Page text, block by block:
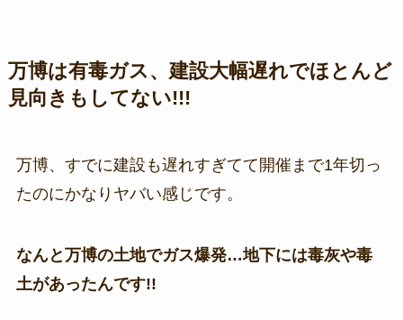
万博は有毒ガス、建設大幅遅れでほとんど
見向きもしてない!!!
万博、すでに建設も遅れすぎてて開催まで1年切っ
たのにかなりヤバい感じです。
なんと万博の土地でガス爆発…地下には毒灰や毒
土があったんです!!